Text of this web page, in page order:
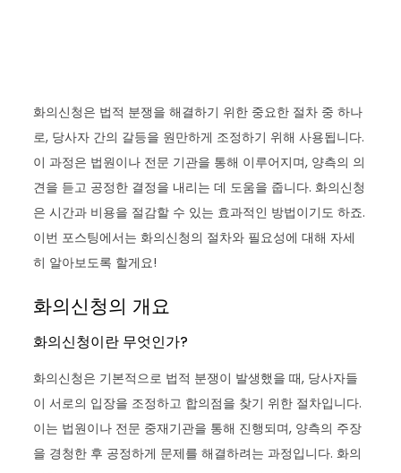
화의신청은 법적 분쟁을 해결하기 위한 중요한 절차 중 하나
로, 당사자 간의 갈등을 원만하게 조정하기 위해 사용됩니다.
이 과정은 법원이나 전문 기관을 통해 이루어지며, 양측의 의
견을 듣고 공정한 결정을 내리는 데 도움을 줍니다. 화의신청
은 시간과 비용을 절감할 수 있는 효과적인 방법이기도 하죠.
이번 포스팅에서는 화의신청의 절차와 필요성에 대해 자세
히 알아보도록 할게요!
화의신청의 개요
화의신청이란 무엇인가?
화의신청은 기본적으로 법적 분쟁이 발생했을 때, 당사자들
이 서로의 입장을 조정하고 합의점을 찾기 위한 절차입니다.
이는 법원이나 전문 중재기관을 통해 진행되며, 양측의 주장
을 경청한 후 공정하게 문제를 해결하려는 과정입니다. 화의